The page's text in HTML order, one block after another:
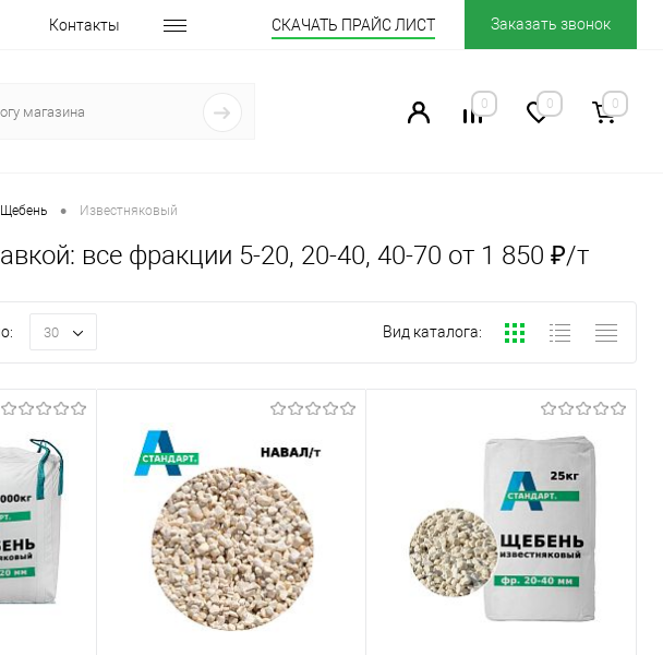
Контакты СКАЧАТЬ ПРАЙС ЛИСТ Заказать звонок
0 0 0
Щебень • Известняковый
все фракции 5-20, 20-40, 40-70 от 1 850 ₽/т
30 Вид каталога: